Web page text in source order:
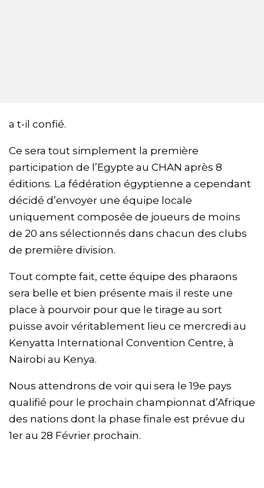
a t-il confié.
Ce sera tout simplement la première
participation de l’Egypte au CHAN après 8
éditions. La fédération égyptienne a cependant
décidé d’envoyer une équipe locale
uniquement composée de joueurs de moins
de 20 ans sélectionnés dans chacun des clubs
de première division.
Tout compte fait, cette équipe des pharaons
sera belle et bien présente mais il reste une
place à pourvoir pour que le tirage au sort
puisse avoir véritablement lieu ce mercredi au
Kenyatta International Convention Centre, à
Nairobi au Kenya.
Nous attendrons de voir qui sera le 19e pays
qualifié pour le prochain championnat d’Afrique
des nations dont la phase finale est prévue du
1er au 28 Février prochain.